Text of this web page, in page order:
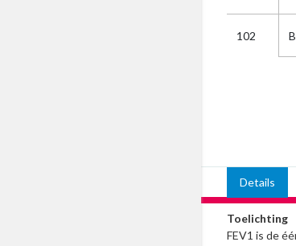
102
Details
Toelichting
FEV1 is de